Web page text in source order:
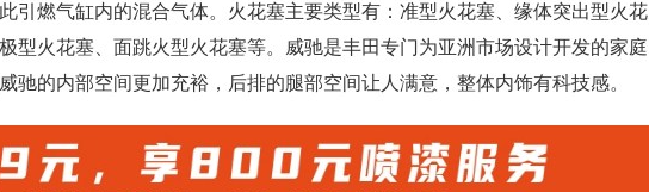
引燃气缸内的混合气体。火花塞主要类型有：准型火花塞、缘体突出型火花
型火花塞、面跳火型火花塞等。威驰是丰田专门为亚洲市场设计开发的家庭
驰的内部空间更加充裕，后排的腿部空间让人满意，整体内饰有科技感。